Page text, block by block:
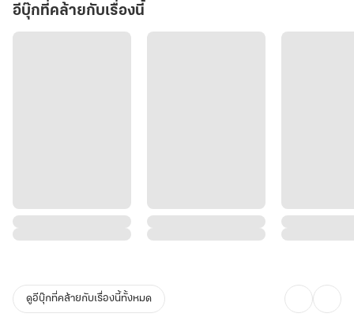
อีบุ๊กที่คล้ายกับเรื่องนี้
ดูอีบุ๊กที่คล้ายกับเรื่องนี้ทั้งหมด